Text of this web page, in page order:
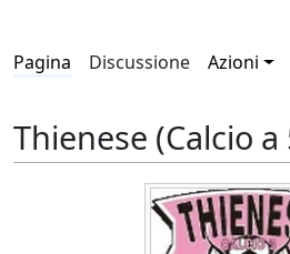
Pagina Discussione Azioni
Thienese (Calcio